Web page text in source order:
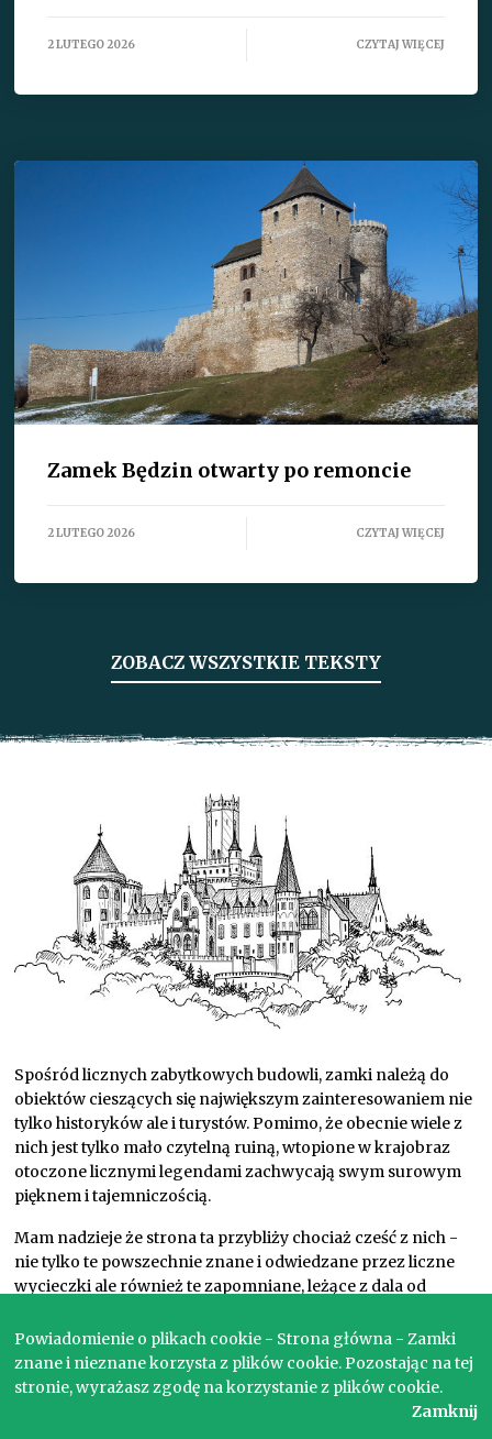
2 LUTEGO 2026 CZYTAJ WIĘCEJ
Zamek Będzin otwarty po remoncie
2 LUTEGO 2026 CZYTAJ WIĘCEJ
ZOBACZ WSZYSTKIE TEKSTY
Spośród licznych zabytkowych budowli, zamki należą do
obiektów cieszących się największym zainteresowaniem nie
tylko historyków ale i turystów. Pomimo, że obecnie wiele z
nich jest tylko mało czytelną ruiną, wtopione w krajobraz
otoczone licznymi legendami zachwycają swym surowym
pięknem i tajemniczością.
Mam nadzieje że strona ta przybliży chociaż cześć z nich -
nie tylko te powszechnie znane i odwiedzane przez liczne
wycieczki ale również te zapomniane, leżące z dala od
Copyright © 2017. Wszelkie prawa zastrzeżone.
Powiadomienie o plikach cookie - Strona główna - Zamki
znane i nieznane korzysta z plików cookie. Pozostając na tej
stronie, wyrażasz zgodę na korzystanie z plików cookie.
Zamknij